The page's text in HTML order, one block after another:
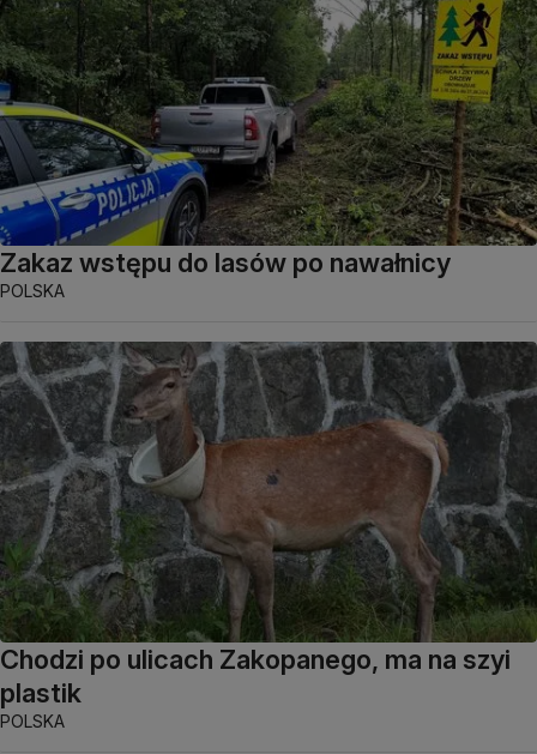
Zakaz wstępu do lasów po nawałnicy
POLSKA
Chodzi po ulicach Zakopanego, ma na szyi
plastik
POLSKA